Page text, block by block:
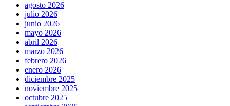
agosto 2026
julio 2026
junio 2026
mayo 2026
abril 2026
marzo 2026
febrero 2026
enero 2026
diciembre 2025
noviembre 2025
octubre 2025